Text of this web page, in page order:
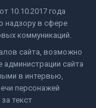
10.10.2017 года
надзору в сфере
коммуникаций.
сайта, возможно
администрации сайта
в интервью,
персонажей
текст